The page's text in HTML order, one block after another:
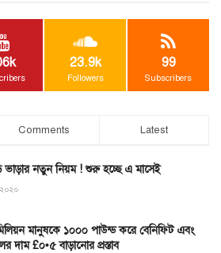
23.9k
Followers
99
Subscribers
Comments Latest
ভাড়ার নতুন নিয়ম ! শুরু হচ্ছে এ মাসেই
মানুষকে ১০০০ পাউন্ড করে বেনিফিট এবং
দাম £০•৫ বাড়ানোর প্রস্তাব